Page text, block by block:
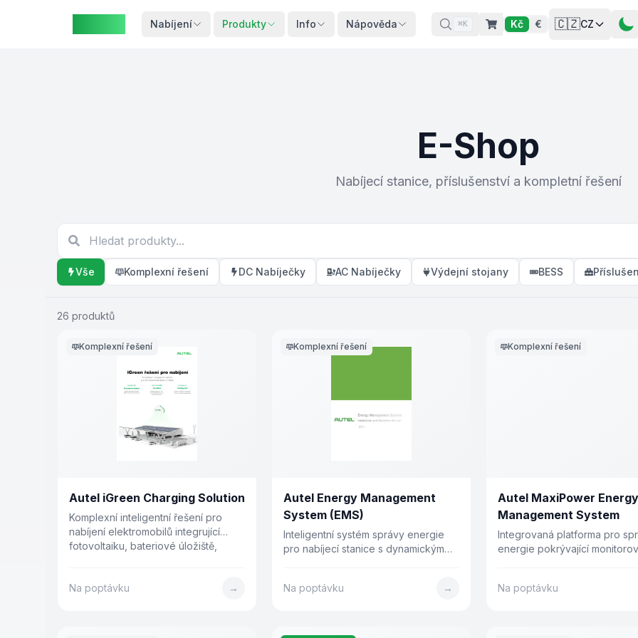
Nabíjení Produkty Info Nápověda ⌘K Kč € 🇨🇿CZ
E-Shop
Nabíjecí stanice, příslušenství a kompletní řešení
Vše Komplexní řešení DC Nabíječky AC Nabíječky Výdejní stojany BESS
26 produktů
Komplexní řešení
Autel iGreen Charging Solution
Komplexní inteligentní řešení pro
nabíjení elektromobilů integrující
fotovoltaiku, bateriové úložiště,
energii o více než 30 %.
Na poptávku →
Komplexní řešení
Autel Energy Management
System (EMS)
Inteligentní systém správy energie
pro nabíjecí stanice s dynamickým
nabíječek v jednom systému.
Na poptávku →
Komplexní řešení
Autel MaxiPower Energy
Management System
Integrovaná platforma pro
energie pokrývající
minimálních provozních
Na poptávku